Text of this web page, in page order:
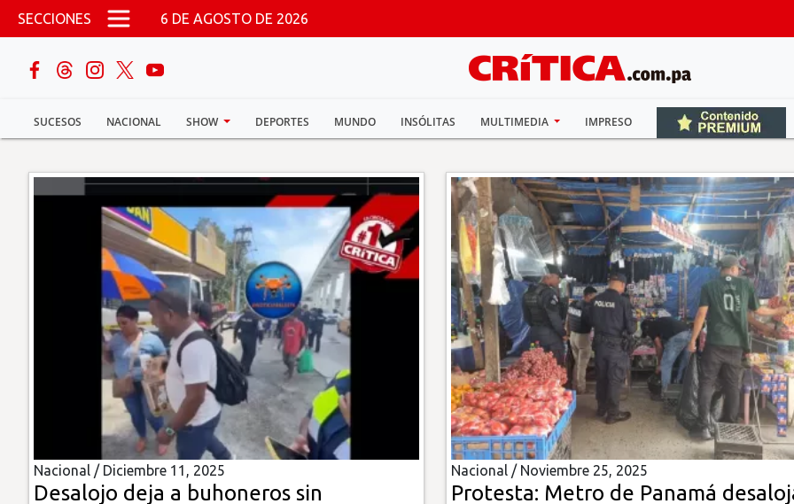
Pasar al contenido principal
SECCIONES 6 DE AGOSTO DE 2026
SUCESOS NACIONAL SHOW DEPORTES MUNDO INSÓLITAS MULTIMEDIA IMPRESO
buscar
Sucesos
Nacional
Multimedia
Nacional / Diciembre 11, 2025
Desalojo deja a buhoneros sin
Nacional / Noviembre 25, 2025
Protesta: Metro de Panamá